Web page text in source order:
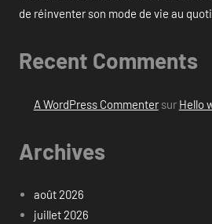
de réinventer son mode de vie au
Recent Comments
A WordPress Commentersur Hello
Archives
août 2026
juillet 2026